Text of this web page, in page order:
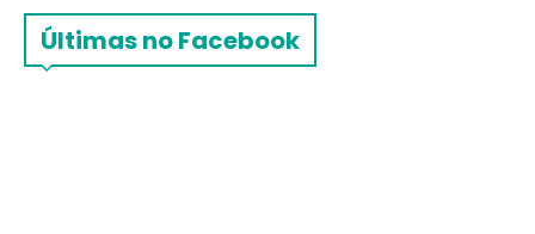
Últimas no Facebook